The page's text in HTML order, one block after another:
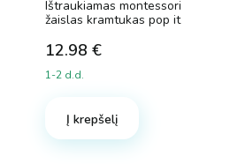
Ištraukiamas montessori
žaislas kramtukas pop it
12.98 €
1-2 d.d.
Į krepšelį